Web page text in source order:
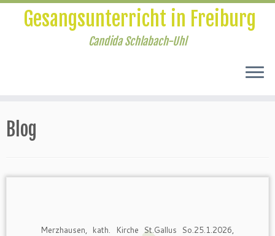
Inhalt
springen
Gesangsunterricht in Freiburg
Candida Schlabach-Uhl
Blog
Merzhausen, kath. Kirche St.Gallus So.25.1.2026,